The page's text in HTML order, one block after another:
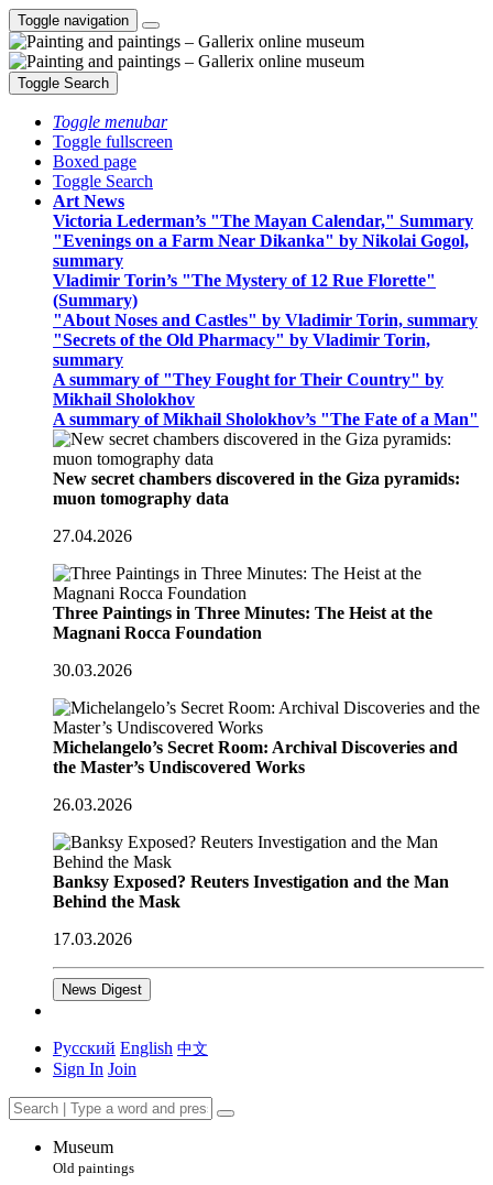
Toggle navigation
Toggle Search
Toggle menubar
Toggle fullscreen
Boxed page
Toggle Search
Art News
Victoria Lederman’s "The Mayan Calendar," Summary
"Evenings on a Farm Near Dikanka" by Nikolai Gogol,
summary
Vladimir Torin’s "The Mystery of 12 Rue Florette"
(Summary)
"About Noses and Castles" by Vladimir Torin, summary
"Secrets of the Old Pharmacy" by Vladimir Torin,
summary
A summary of "They Fought for Their Country" by
Mikhail Sholokhov
A summary of Mikhail Sholokhov’s "The Fate of a Man"
New secret chambers discovered in the Giza pyramids:
muon tomography data
27.04.2026
Three Paintings in Three Minutes: The Heist at the
Magnani Rocca Foundation
30.03.2026
Michelangelo’s Secret Room: Archival Discoveries and
the Master’s Undiscovered Works
26.03.2026
Banksy Exposed? Reuters Investigation and the Man
Behind the Mask
17.03.2026
News Digest
Русский English 中文
Sign In Join
Museum
Old paintings